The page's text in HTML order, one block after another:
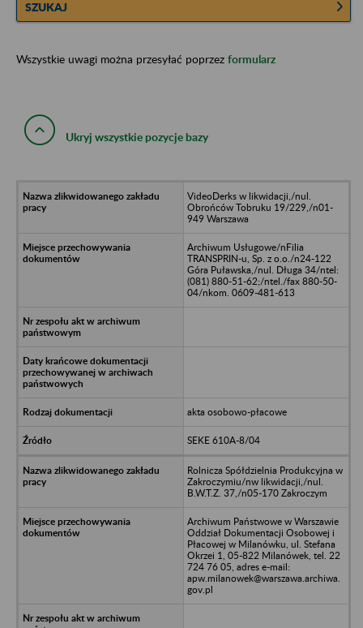
SZUKAJ
Wszystkie uwagi można przesyłać poprzez formularz
Ukryj wszystkie pozycje bazy
VideoDerks w likwidacji,/nul.
Obrońców Tobruku 19/229,/n01-
949 Warszawa
Archiwum Usługowe/nFilia
TRANSPRIN-u, Sp. z o.o./n24-122
Góra Puławska,/nul. Długa 34/ntel:
(081) 880-51-62;/ntel./fax 880-50-
04/nkom. 0609-481-613
akta osobowo-płacowe
SEKE 610A-8/04
Rolnicza Spółdzielnia Produkcyjna w
Zakroczymiu/nw likwidacji,/nul.
B.W.T.Z. 37,/n05-170 Zakroczym
Archiwum Państwowe w Warszawie
Oddział Dokumentacji Osobowej i
Płacowej w Milanówku, ul. Stefana
Okrzei 1, 05-822 Milanówek, tel. 22
724 76 05, adres e-mail:
apw.milanowek@warszawa.archiwa.
gov.pl